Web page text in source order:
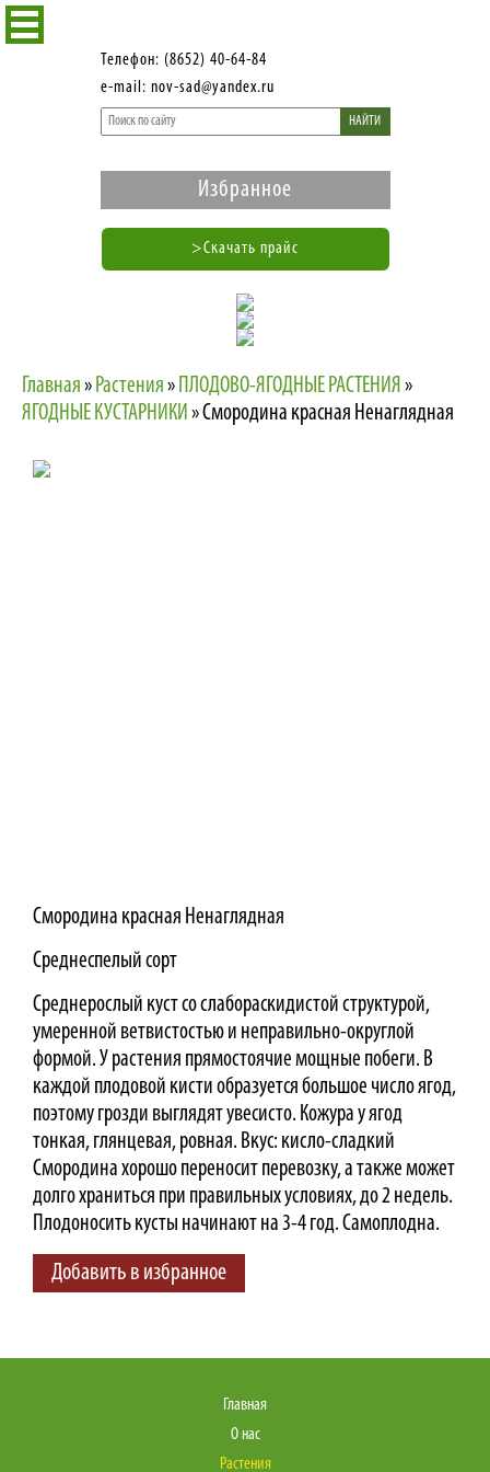
Телефон: (8652) 40-64-84
e-mail: nov-sad@yandex.ru
НАЙТИ
Избранное
>Скачать прайс
Главная» Растения» ПЛОДОВО-ЯГОДНЫЕ РАСТЕНИЯ »
ЯГОДНЫЕ КУСТАРНИКИ »Смородина красная Ненаглядная
Смородина красная Ненаглядная
Среднеспелый сорт
Среднерослый куст со слабораскидистой структурой,
умеренной ветвистостью и неправильно-округлой
формой. У растения прямостоячие мощные побеги. В
каждой плодовой кисти образуется большое число ягод,
поэтому грозди выглядят увесисто. Кожура у ягод
тонкая, глянцевая, ровная. Вкус: кисло-сладкий
Смородина хорошо переносит перевозку, а также может
долго храниться при правильных условиях, до 2 недель.
Плодоносить кусты начинают на 3-4 год. Самоплодна.
Добавить в избранное
Главная
О нас
Растения